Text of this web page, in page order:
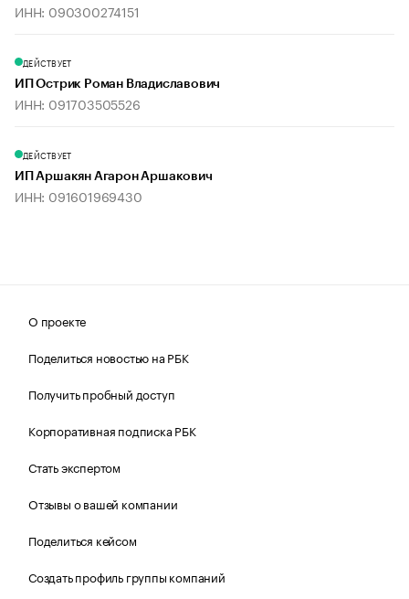
ИНН: 090300274151
ДЕЙСТВУЕТ
ИП Острик Роман Владиславович
ИНН: 091703505526
ДЕЙСТВУЕТ
ИП Аршакян Агарон Аршакович
ИНН: 091601969430
О проекте
Поделиться новостью на РБК
Получить пробный доступ
Корпоративная подписка РБК
Стать экспертом
Отзывы о вашей компании
Поделиться кейсом
Создать профиль группы компаний